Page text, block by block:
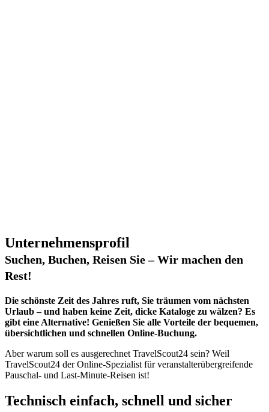
Unternehmensprofil
Suchen, Buchen, Reisen Sie – Wir machen den
Rest!
Die schönste Zeit des Jahres ruft, Sie träumen vom nächsten
Urlaub – und haben keine Zeit, dicke Kataloge zu wälzen? Es
gibt eine Alternative! Genießen Sie alle Vorteile der bequemen,
übersichtlichen und schnellen Online-Buchung.
Aber warum soll es ausgerechnet TravelScout24 sein? Weil
TravelScout24 der Online-Spezialist für veranstalterübergreifende
Pauschal- und Last-Minute-Reisen ist!
Technisch einfach, schnell und sicher